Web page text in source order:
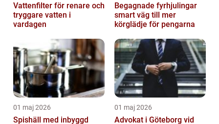
Vattenfilter för renare och
tryggare vatten i
vardagen
Begagnade fyrhjulingar
smart väg till mer
körglädje för pengarna
01 maj 2026
Spishäll med inbyggd
01 maj 2026
Advokat i Göteborg vid